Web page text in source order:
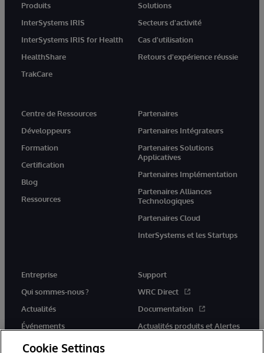
Produits
InterSystems IRIS
InterSystems IRIS for Health
HealthShare
TrakCare
Solutions
Secteurs d'activité
Cas d'utilisation
Retours d'expérience réussie
Centre de Ressources
Développeurs
Formation
Certification
Blog
Ressources
Partenaires
Partenaires Intégrateurs
Partenaires Solutions
Applicatives
Partenaires Implémentation
Partenaires Alliances
Technologiques
Partenaires Cloud
InterSystems et les Startups
Entreprise
Qui sommes-nous ?
Actualités
Événements
Rejoignez-nous
Support
WRC Direct
Documentation
Actualités produits et Alertes
Cookie Settings